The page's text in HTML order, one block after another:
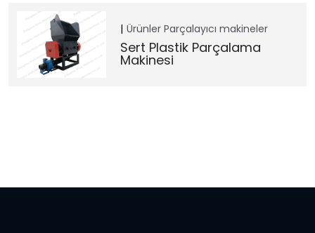
Ürünler Parçalayıcı makineler
Sert Plastik Parçalama
Makinesi